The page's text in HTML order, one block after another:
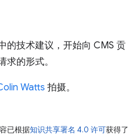
的技术建议，开始向 CMS 贡
的形式。
Watts 拍摄。
已根据知识共享署名 4.0 许可获得了